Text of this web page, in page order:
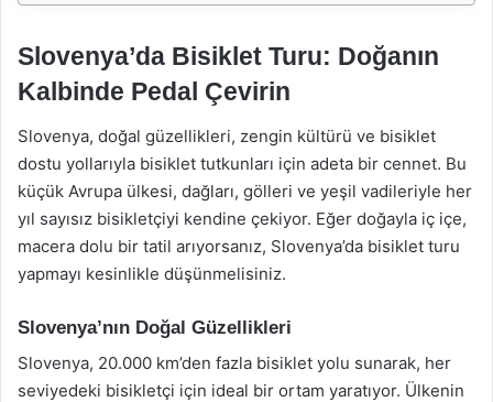
Slovenya’da Bisiklet Turu: Doğanın
Kalbinde Pedal Çevirin
Slovenya, doğal güzellikleri, zengin kültürü ve bisiklet
dostu yollarıyla bisiklet tutkunları için adeta bir cennet. Bu
küçük Avrupa ülkesi, dağları, gölleri ve yeşil vadileriyle her
yıl sayısız bisikletçiyi kendine çekiyor. Eğer doğayla iç içe,
macera dolu bir tatil arıyorsanız, Slovenya’da bisiklet turu
yapmayı kesinlikle düşünmelisiniz.
Slovenya’nın Doğal Güzellikleri
Slovenya, 20.000 km’den fazla bisiklet yolu sunarak, her
seviyedeki bisikletçi için ideal bir ortam yaratıyor. Ülkenin